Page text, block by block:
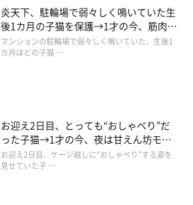
炎天下、駐輪場で弱々しく鳴いていた生
後1カ月の子猫を保護→1才の今、筋肉質
でツンデレなコに成長
マンションの駐輪場で弱々しく鳴いていた、生後1
カ月ほどの子猫 …
お迎え2日目、とっても“おしゃべり”だ
った子猫→1才の今、夜は甘えん坊モー
ドになるコに成長！
お迎え2日目、ケージ越しに“おしゃべり”する姿を
見せていた子 …